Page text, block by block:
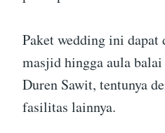
Paket wedding ini
masjid hingga aula
Duren Sawit, tentunya
fasilitas lainnya.